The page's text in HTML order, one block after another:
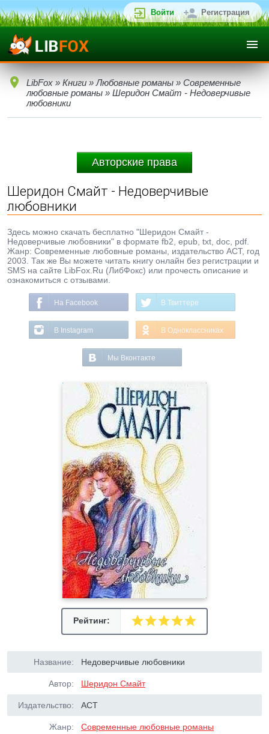
Войти Регистрация
LibFox » Книги » Любовные романы » Современные
любовные романы » Шеридон Смайт - Недоверчивые
любовники
Авторские права
Шеридон Смайт - Недоверчивые
любовники
Здесь можно скачать бесплатно "Шеридон Смайт -
Недоверчивые любовники" в формате fb2, epub, txt, doc, pdf.
Жанр: Современные любовные романы, издательство АСТ, год
2003. Так же Вы можете читать книгу онлайн без регистрации и
SMS на сайте LibFox.Ru (ЛибФокс) или прочесть описание и
ознакомиться с отзывами.
На Facebook В Твиттере
В Instagram В Одноклассниках
Мы Вконтакте
Рейтинг:
Название: Недоверчивые любовники
Автор: Шеридон Смайт
Издательство: АСТ
Жанр: Современные любовные романы